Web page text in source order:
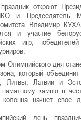
откроют
и Председатель
Владимир
и участие
игр,
Олимпийского дня
который
Литвы, Латвии и
камню в
начнет свое
день